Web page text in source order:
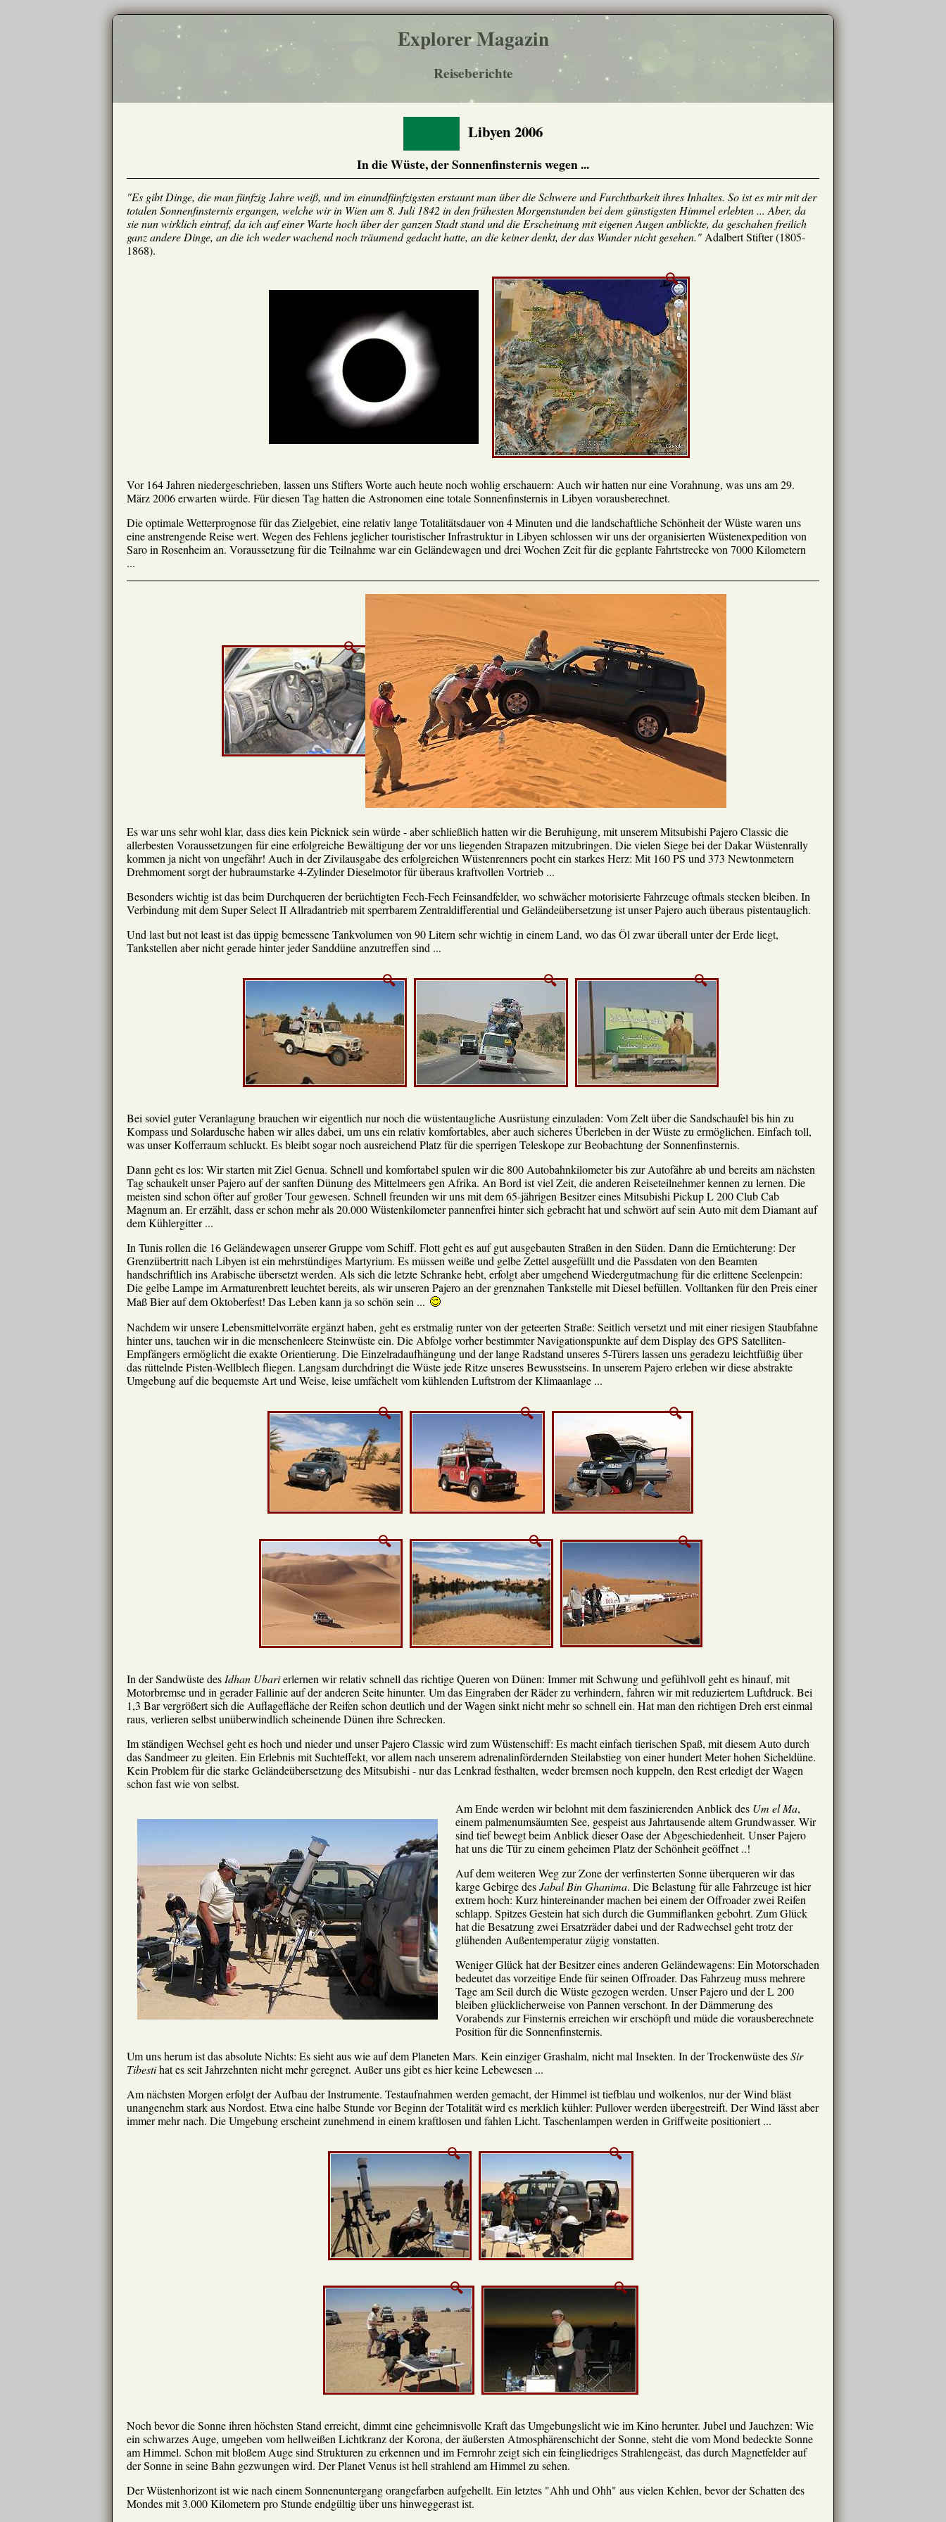
Explorer Magazin
Reiseberichte
Libyen 2006
In die Wüste, der Sonnenfinsternis wegen ...
"Es gibt Dinge, die man fünfzig Jahre weiß, und im einundfünfzigsten erstaunt man über die Schwere und Furchtbarkeit ihres Inhaltes. So ist es mir mit der
totalen Sonnenfinsternis ergangen, welche wir in Wien am 8. Juli 1842 in den frühesten Morgenstunden bei dem günstigsten Himmel erlebten ... Aber, da
sie nun wirklich eintraf, da ich auf einer Warte hoch über der ganzen Stadt stand und die Erscheinung mit eigenen Augen anblickte, da geschahen freilich
ganz andere Dinge, an die ich weder wachend noch träumend gedacht hatte, an die keiner denkt, der das Wunder nicht gesehen." Adalbert Stifter (1805-
1868).
Vor 164 Jahren niedergeschrieben, lassen uns Stifters Worte auch heute noch wohlig erschauern: Auch wir hatten nur eine Vorahnung, was uns am 29.
März 2006 erwarten würde. Für diesen Tag hatten die Astronomen eine totale Sonnenfinsternis in Libyen vorausberechnet.
Die optimale Wetterprognose für das Zielgebiet, eine relativ lange Totalitätsdauer von 4 Minuten und die landschaftliche Schönheit der Wüste waren uns
eine anstrengende Reise wert. Wegen des Fehlens jeglicher touristischer Infrastruktur in Libyen schlossen wir uns der organisierten Wüstenexpedition von
Saro in Rosenheim an. Voraussetzung für die Teilnahme war ein Geländewagen und drei Wochen Zeit für die geplante Fahrtstrecke von 7000 Kilometern
...
Es war uns sehr wohl klar, dass dies kein Picknick sein würde - aber schließlich hatten wir die Beruhigung, mit unserem Mitsubishi Pajero Classic die
allerbesten Voraussetzungen für eine erfolgreiche Bewältigung der vor uns liegenden Strapazen mitzubringen. Die vielen Siege bei der Dakar Wüstenrally
kommen ja nicht von ungefähr! Auch in der Zivilausgabe des erfolgreichen Wüstenrenners pocht ein starkes Herz: Mit 160 PS und 373 Newtonmetern
Drehmoment sorgt der hubraumstarke 4-Zylinder Dieselmotor für überaus kraftvollen Vortrieb ...
Besonders wichtig ist das beim Durchqueren der berüchtigten Fech-Fech Feinsandfelder, wo schwächer motorisierte Fahrzeuge oftmals stecken bleiben. In
Verbindung mit dem Super Select II Allradantrieb mit sperrbarem Zentraldifferential und Geländeübersetzung ist unser Pajero auch überaus pistentauglich.
Und last but not least ist das üppig bemessene Tankvolumen von 90 Litern sehr wichtig in einem Land, wo das Öl zwar überall unter der Erde liegt,
Tankstellen aber nicht gerade hinter jeder Sanddüne anzutreffen sind ...
Bei soviel guter Veranlagung brauchen wir eigentlich nur noch die wüstentaugliche Ausrüstung einzuladen: Vom Zelt über die Sandschaufel bis hin zu
Kompass und Solardusche haben wir alles dabei, um uns ein relativ komfortables, aber auch sicheres Überleben in der Wüste zu ermöglichen. Einfach toll,
was unser Kofferraum schluckt. Es bleibt sogar noch ausreichend Platz für die sperrigen Teleskope zur Beobachtung der Sonnenfinsternis.
Dann geht es los: Wir starten mit Ziel Genua. Schnell und komfortabel spulen wir die 800 Autobahnkilometer bis zur Autofähre ab und bereits am nächsten
Tag schaukelt unser Pajero auf der sanften Dünung des Mittelmeers gen Afrika. An Bord ist viel Zeit, die anderen Reiseteilnehmer kennen zu lernen. Die
meisten sind schon öfter auf großer Tour gewesen. Schnell freunden wir uns mit dem 65-jährigen Besitzer eines Mitsubishi Pickup L 200 Club Cab
Magnum an. Er erzählt, dass er schon mehr als 20.000 Wüstenkilometer pannenfrei hinter sich gebracht hat und schwört auf sein Auto mit dem Diamant auf
dem Kühlergitter ...
In Tunis rollen die 16 Geländewagen unserer Gruppe vom Schiff. Flott geht es auf gut ausgebauten Straßen in den Süden. Dann die Ernüchterung: Der
Grenzübertritt nach Libyen ist ein mehrstündiges Martyrium. Es müssen weiße und gelbe Zettel ausgefüllt und die Passdaten von den Beamten
handschriftlich ins Arabische übersetzt werden. Als sich die letzte Schranke hebt, erfolgt aber umgehend Wiedergutmachung für die erlittene Seelenpein:
Die gelbe Lampe im Armaturenbrett leuchtet bereits, als wir unseren Pajero an der grenznahen Tankstelle mit Diesel befüllen. Volltanken für den Preis einer
Maß Bier auf dem Oktoberfest! Das Leben kann ja so schön sein ...
Nachdem wir unsere Lebensmittelvorräte ergänzt haben, geht es erstmalig runter von der geteerten Straße: Seitlich versetzt und mit einer riesigen Staubfahne
hinter uns, tauchen wir in die menschenleere Steinwüste ein. Die Abfolge vorher bestimmter Navigationspunkte auf dem Display des GPS Satelliten-
Empfängers ermöglicht die exakte Orientierung. Die Einzelradaufhängung und der lange Radstand unseres 5-Türers lassen uns geradezu leichtfüßig über
das rüttelnde Pisten-Wellblech fliegen. Langsam durchdringt die Wüste jede Ritze unseres Bewusstseins. In unserem Pajero erleben wir diese abstrakte
Umgebung auf die bequemste Art und Weise, leise umfächelt vom kühlenden Luftstrom der Klimaanlage ...
In der Sandwüste des Idhan Ubarierlernen wir relativ schnell das richtige Queren von Dünen: Immer mit Schwung und gefühlvoll geht es hinauf, mit
Motorbremse und in gerader Fallinie auf der anderen Seite hinunter. Um das Eingraben der Räder zu verhindern, fahren wir mit reduziertem Luftdruck. Bei
1,3 Bar vergrößert sich die Auflagefläche der Reifen schon deutlich und der Wagen sinkt nicht mehr so schnell ein. Hat man den richtigen Dreh erst einmal
raus, verlieren selbst unüberwindlich scheinende Dünen ihre Schrecken.
Im ständigen Wechsel geht es hoch und nieder und unser Pajero Classic wird zum Wüstenschiff: Es macht einfach tierischen Spaß, mit diesem Auto durch
das Sandmeer zu gleiten. Ein Erlebnis mit Suchteffekt, vor allem nach unserem adrenalinfördernden Steilabstieg von einer hundert Meter hohen Sicheldüne.
Kein Problem für die starke Geländeübersetzung des Mitsubishi - nur das Lenkrad festhalten, weder bremsen noch kuppeln, den Rest erledigt der Wagen
schon fast wie von selbst.
Am Ende werden wir belohnt mit dem faszinierenden Anblick des Um el Ma,
einem palmenumsäumten See, gespeist aus Jahrtausende altem Grundwasser. Wir
sind tief bewegt beim Anblick dieser Oase der Abgeschiedenheit. Unser Pajero
hat uns die Tür zu einem geheimen Platz der Schönheit geöffnet ..!
Auf dem weiteren Weg zur Zone der verfinsterten Sonne überqueren wir das
karge Gebirge desJabal Bin Ghanima. Die Belastung für alle Fahrzeuge ist hier
extrem hoch: Kurz hintereinander machen bei einem der Offroader zwei Reifen
schlapp. Spitzes Gestein hat sich durch die Gummiflanken gebohrt. Zum Glück
hat die Besatzung zwei Ersatzräder dabei und der Radwechsel geht trotz der
glühenden Außentemperatur zügig vonstatten.
Weniger Glück hat der Besitzer eines anderen Geländewagens: Ein Motorschaden
bedeutet das vorzeitige Ende für seinen Offroader. Das Fahrzeug muss mehrere
Tage am Seil durch die Wüste gezogen werden. Unser Pajero und der L 200
bleiben glücklicherweise von Pannen verschont. In der Dämmerung des
Vorabends zur Finsternis erreichen wir erschöpft und müde die vorausberechnete
Position für die Sonnenfinsternis.
Um uns herum ist das absolute Nichts: Es sieht aus wie auf dem Planeten Mars. Kein einziger Grashalm, nicht mal Insekten. In der Trockenwüste desSir
Tibestihat es seit Jahrzehnten nicht mehr geregnet. Außer uns gibt es hier keine Lebewesen ...
Am nächsten Morgen erfolgt der Aufbau der Instrumente. Testaufnahmen werden gemacht, der Himmel ist tiefblau und wolkenlos, nur der Wind bläst
unangenehm stark aus Nordost. Etwa eine halbe Stunde vor Beginn der Totalität wird es merklich kühler: Pullover werden übergestreift. Der Wind lässt aber
immer mehr nach. Die Umgebung erscheint zunehmend in einem kraftlosen und fahlen Licht. Taschenlampen werden in Griffweite positioniert ...
Noch bevor die Sonne ihren höchsten Stand erreicht, dimmt eine geheimnisvolle Kraft das Umgebungslicht wie im Kino herunter. Jubel und Jauchzen: Wie
ein schwarzes Auge, umgeben vom hellweißen Lichtkranz der Korona, der äußersten Atmosphärenschicht der Sonne, steht die vom Mond bedeckte Sonne
am Himmel. Schon mit bloßem Auge sind Strukturen zu erkennen und im Fernrohr zeigt sich ein feingliedriges Strahlengeäst, das durch Magnetfelder auf
der Sonne in seine Bahn gezwungen wird. Der Planet Venus ist hell strahlend am Himmel zu sehen.
Der Wüstenhorizont ist wie nach einem Sonnenuntergang orangefarben aufgehellt. Ein letztes "Ahh und Ohh" aus vielen Kehlen, bevor der Schatten des
Mondes mit 3.000 Kilometern pro Stunde endgültig über uns hinweggerast ist.